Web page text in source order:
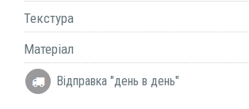
Текстура
Матеріал
Відправка "день в день"